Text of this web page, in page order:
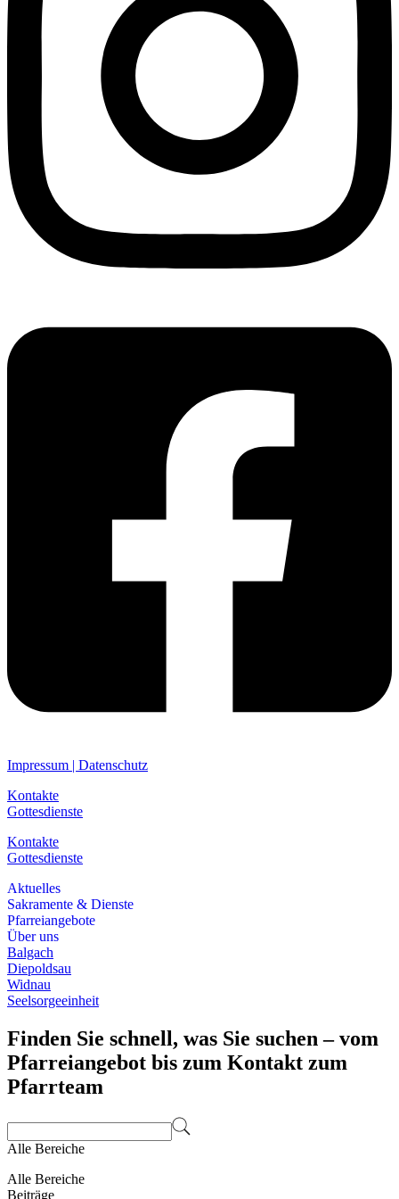
Seelsorgeeinheit
Impressum | Datenschutz
Kontakte
Gottesdienste
Kontakte
Gottesdienste
Aktuelles
Sakramente & Dienste
Pfarreiangebote
Über uns
Balgach
Diepoldsau
Widnau
Seelsorgeeinheit
Finden Sie schnell, was Sie suchen – vom
Pfarreiangebot bis zum Kontakt zum
Pfarrteam
Alle Bereiche
Alle Bereiche
Beiträge